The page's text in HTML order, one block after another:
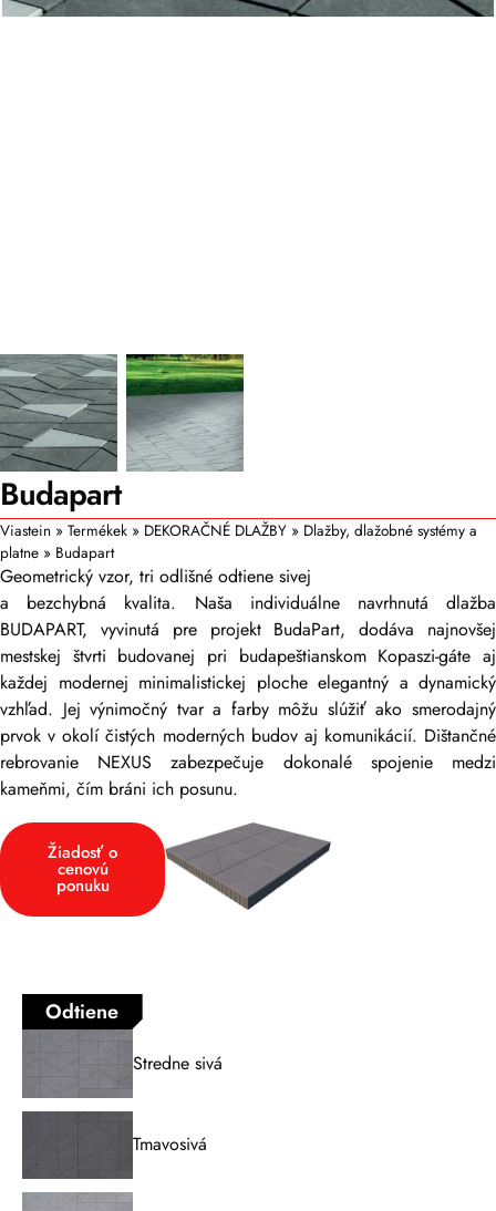
Budapart
Viastein » Termékek » DEKORAČNÉ DLAŽBY » Dlažby, dlažobné systémy a
platne » Budapart
Geometrický vzor, tri odlišné odtiene sivej
a bezchybná kvalita. Naša individuálne navrhnutá dlažba
BUDAPART, vyvinutá pre projekt BudaPart, dodáva najnovšej
mestskej štvrti budovanej pri budapeštianskom Kopaszi-gáte aj
každej modernej minimalistickej ploche elegantný a dynamický
vzhľad. Jej výnimočný tvar a farby môžu slúžiť ako smerodajný
prvok v okolí čistých moderných budov aj komunikácií. Dištančné
rebrovanie NEXUS zabezpečuje dokonalé spojenie medzi
kameňmi, čím bráni ich posunu.
Žiadosť o
cenovú
ponuku
Odtiene
Stredne sivá
Tmavosivá